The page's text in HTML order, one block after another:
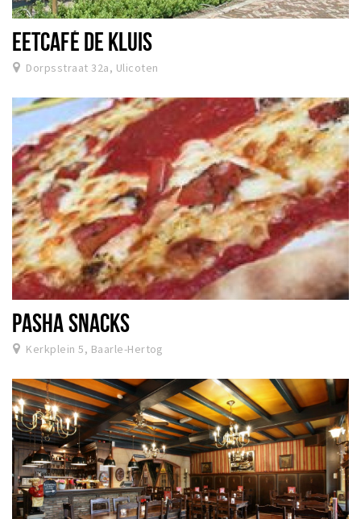
Dormir
Récréation
Parking
Éxpercience
Enclaves
Musée et théâtre
Activité
Piste cyclable
Marche et randonnées
Nature
EETCAFÉ DE KLUIS
Dorpsstraat 32a, Ulicoten
PASHA SNACKS
Kerkplein 5, Baarle-Hertog